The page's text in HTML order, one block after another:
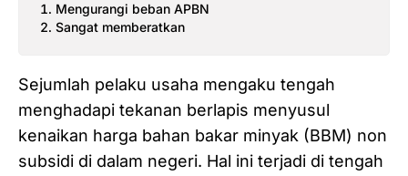
Mengurangi beban APBN
Sangat memberatkan
Sejumlah pelaku usaha mengaku tengah
menghadapi tekanan berlapis menyusul
kenaikan harga bahan bakar minyak (BBM) non
subsidi di dalam negeri. Hal ini terjadi di tengah